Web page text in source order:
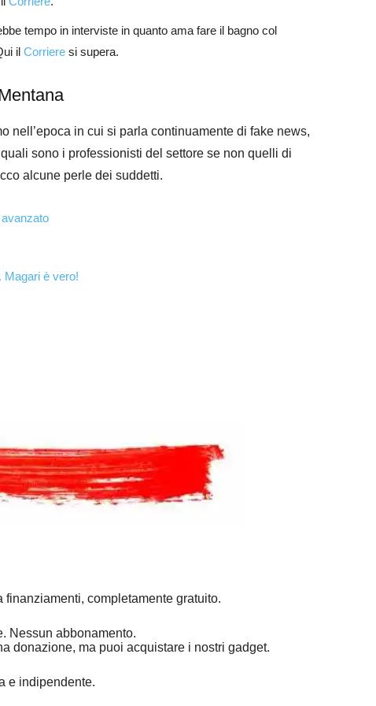
tempo in interviste in quanto ama fare il bagno col
il Corriere si supera.
nell’epoca in cui si parla continuamente di fake news,
sono i professionisti del settore se non quelli di
alcune perle dei suddetti.
Magari è vero!
completamente gratuito.
Nessun abbonamento.
donazione, ma puoi acquistare i nostri gadget.
e indipendente.